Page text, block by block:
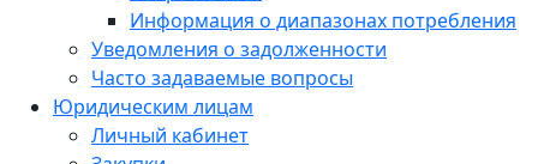
Информация о диапазонах потребления
Уведомления о задолженности
Часто задаваемые вопросы
Юридическим лицам
Личный кабинет